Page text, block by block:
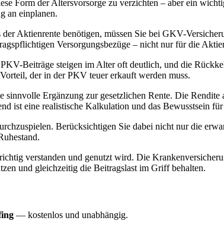
Form der Altersvorsorge zu verzichten – aber ein
an einplanen.
Aktienrente benötigen, müssen Sie bei GKV-
Versorgungsbezüge – nicht nur für die
Beiträge steigen im Alter oft deutlich, und die
der in der PKV teuer erkauft werden muss.
Ergänzung zur gesetzlichen Rente. Die
ist eine realistische Kalkulation und das Bewusstsein
Berücksichtigen Sie dabei nicht nur die
verstanden und genutzt wird. Die
und gleichzeitig die Beitragslast im Griff behalten.
— kostenlos und unabhängig.